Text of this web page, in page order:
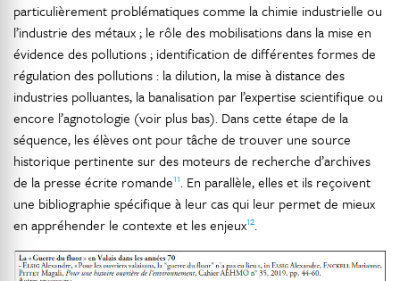
particulièrement problématiques comme la chimie industrielle ou
l’industrie des métaux ; le rôle des mobilisations dans la mise en
évidence des pollutions ; identification de différentes formes de
régulation des pollutions : la dilution, la mise à distance des
industries polluantes, la banalisation par l’expertise scientifique ou
encore l’agnotologie (voir plus bas). Dans cette étape de la
séquence, les élèves ont pour tâche de trouver une source
historique pertinente sur des moteurs de recherche d’archives
de la presse écrite romande11. En parallèle, elles et ils reçoivent
une bibliographie spécifique à leur cas qui leur permet de mieux
en appréhender le contexte et les enjeux12.